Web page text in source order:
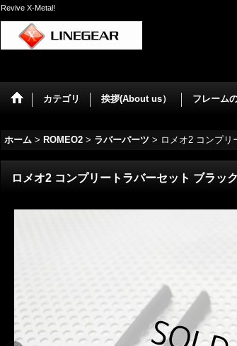
Revive X-Metal!
カテゴリ 挨拶(About us） フレーム
ホーム > ROMEO2 > ラバーパーツ > ロメオ2 コンプリ
ロメオ2 コンプリートラバーセット ブラック